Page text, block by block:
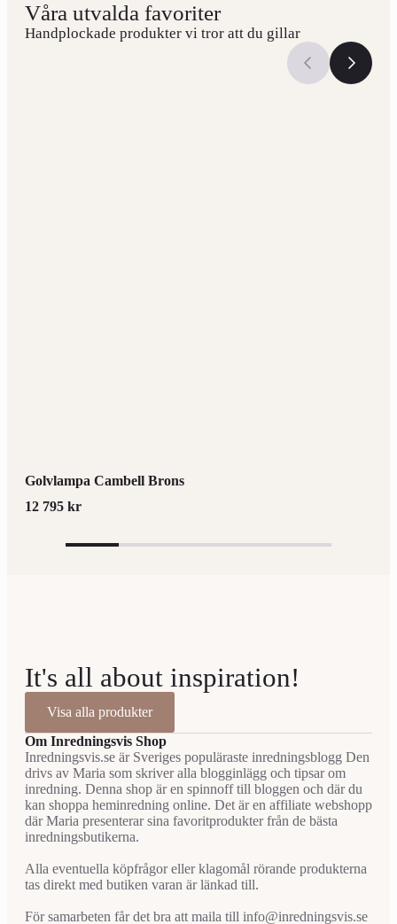
Våra utvalda favoriter
Handplockade produkter vi tror att du gillar
Golvlampa Cambell Brons
12 795 kr
It's all about inspiration!
Visa alla produkter
Om Inredningsvis Shop
Inredningsvis.se är Sveriges populäraste inredningsblogg Den
drivs av Maria som skriver alla blogginlägg och tipsar om
inredning. Denna shop är en spinnoff till bloggen och där du
kan shoppa heminredning online. Det är en affiliate webshopp
där Maria presenterar sina favoritprodukter från de bästa
inredningsbutikerna.
Alla eventuella köpfrågor eller klagomål rörande produkterna
tas direkt med butiken varan är länkad till.
För samarbeten får det bra att maila till info@inredningsvis.se